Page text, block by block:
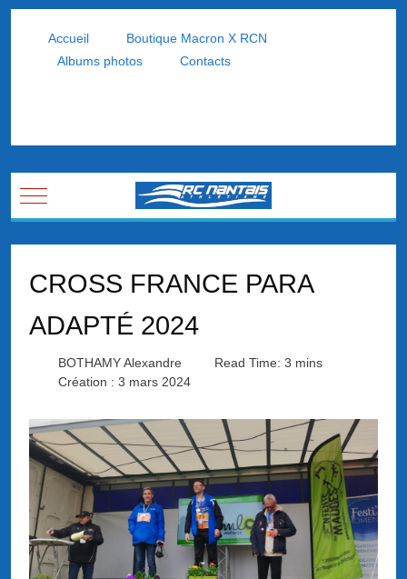
Accueil
Boutique Macron X RCN
Albums photos
Contacts
Mobile Menu Toggle
CROSS FRANCE PARA
ADAPTÉ 2024
BOTHAMY Alexandre
Read Time: 3 mins
Création : 3 mars 2024